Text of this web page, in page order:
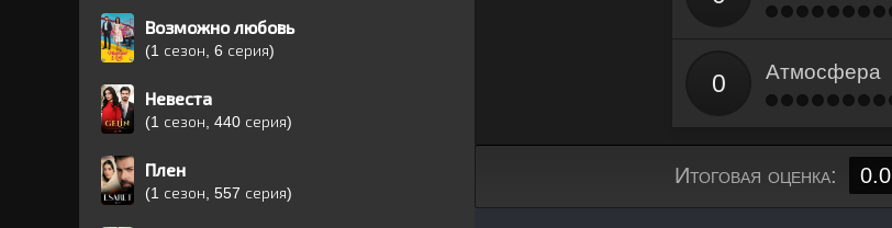
Атмосфера
Итоговая оценка: 0.0
Возможно любовь
(1 сезон, 6 серия)
Невеста
(1 сезон, 440 серия)
Плен
(1 сезон, 557 серия)